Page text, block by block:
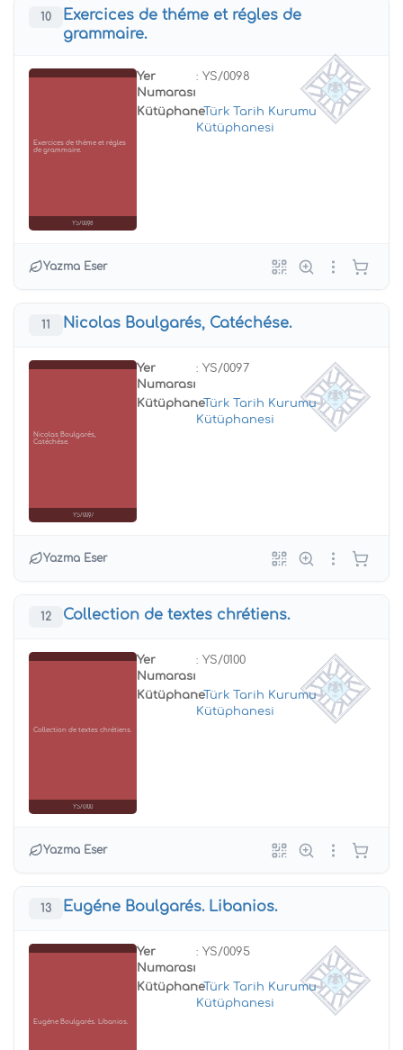
10
Exercices de théme et régles de
grammaire.
Exercices de théme et régles
de grammaire.
YS/0098
Yer
Numarası
: YS/0098
Kütüphane
:Türk Tarih Kurumu
Kütüphanesi
Yazma Eser
11 Nicolas Boulgarés, Catéchése.
Nicolas Boulgarés,
Catéchése.
YS/0097
Yer
Numarası
: YS/0097
Kütüphane
:Türk Tarih Kurumu
Kütüphanesi
Yazma Eser
12 Collection de textes chrétiens.
Collection de textes chrétiens.
YS/0100
Yer
Numarası
: YS/0100
Kütüphane
:Türk Tarih Kurumu
Kütüphanesi
Yazma Eser
13 Eugéne Boulgarés. Libanios.
Eugéne Boulgarés. Libanios.
Yer
Numarası
: YS/0095
Kütüphane
:Türk Tarih Kurumu
Kütüphanesi